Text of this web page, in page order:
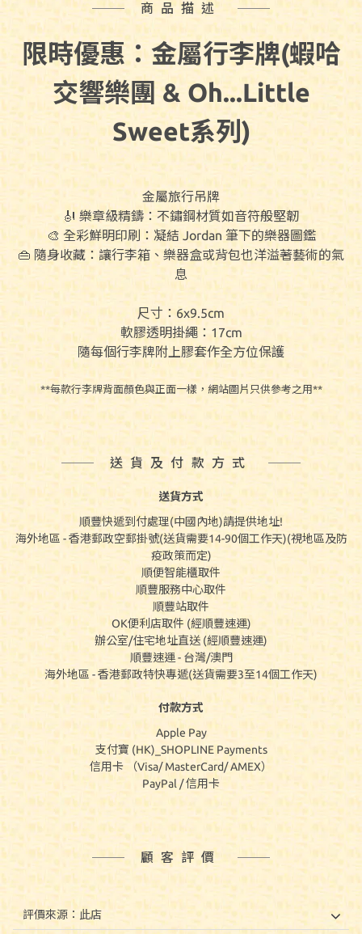
商品描述
限時優惠：金屬行李牌(蝦哈
交響樂團 & Oh...Little
Sweet系列)
金屬旅行吊牌
🎻 樂章級精鑄：不鏽鋼材質如音符般堅韌
🎨 全彩鮮明印刷：凝結 Jordan 筆下的樂器圖鑑
👜 隨身收藏：讓行李箱、樂器盒或背包也洋溢著藝術的氣
息
尺寸：6x9.5cm
軟膠透明掛繩：17cm
隨每個行李牌附上膠套作全方位保護
**每款行李牌背面顏色與正面一樣，網站圖片只供參考之用**
送貨及付款方式
送貨方式
順豐快遞到付處理(中國內地)請提供地址!
海外地區 - 香港郵政空郵掛號(送貨需要14-90個工作天)(視地區及防
疫政策而定)
順便智能櫃取件
順豐服務中心取件
順豐站取件
OK便利店取件 (經順豐速運)
辦公室/住宅地址直送 (經順豐速運)
順豐速運 - 台灣/澳門
海外地區 - 香港郵政特快專遞(送貨需要3至14個工作天)
付款方式
Apple Pay
支付寶 (HK)_SHOPLINE Payments
信用卡 （Visa/ MasterCard/ AMEX）
PayPal / 信用卡
顧客評價